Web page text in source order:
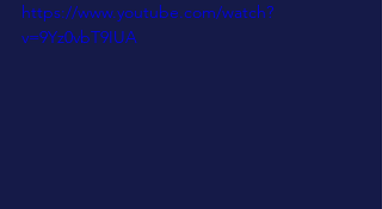
https://www.youtube.com/watch?
v=9Yz0vbT9IUA